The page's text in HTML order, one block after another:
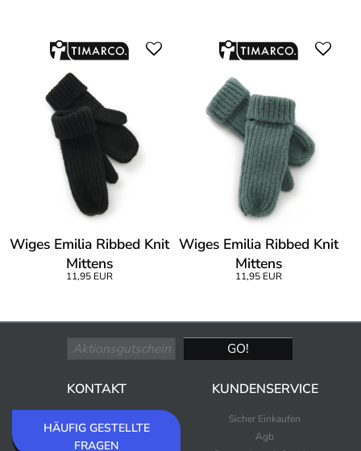
Wiges Emilia Ribbed Knit
Mittens
11,95 EUR
Wiges Emilia Ribbed Knit
Mittens
11,95 EUR
KONTAKT
HÄUFIG GESTELLTE
FRAGEN
KUNDENSERVICE
Sicher Einkaufen
Agb